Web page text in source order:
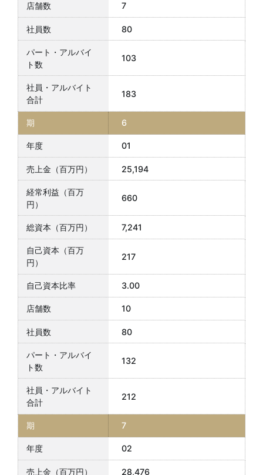
7
80
103
183
6
01
25,194
660
7,241
217
3.00
10
80
132
212
7
02
28,476